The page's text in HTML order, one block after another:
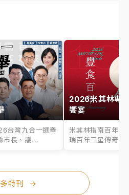
台灣九合一選舉
市長、議...
2026米其林專
饗宴
米其林指南百年之
瑞百年三星傳奇、
特刊 →